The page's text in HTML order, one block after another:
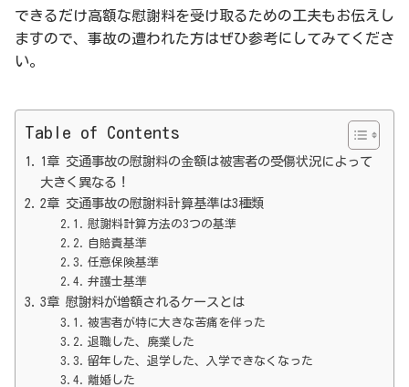
できるだけ高額な慰謝料を受け取るための工夫もお伝えし
ますので、事故の遭われた方はぜひ参考にしてみてくださ
い。
Table of Contents
1章 交通事故の慰謝料の金額は被害者の受傷状況によって
大きく異なる！
2章 交通事故の慰謝料計算基準は3種類
慰謝料計算方法の3つの基準
自賠責基準
任意保険基準
弁護士基準
3章 慰謝料が増額されるケースとは
被害者が特に大きな苦痛を伴った
退職した、廃業した
留年した、退学した、入学できなくなった
離婚した